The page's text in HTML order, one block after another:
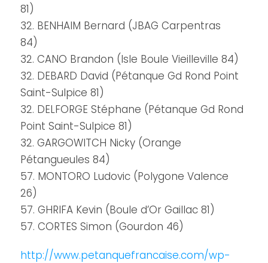
81)
32. BENHAIM Bernard (JBAG Carpentras
84)
32. CANO Brandon (Isle Boule Vieilleville 84)
32. DEBARD David (Pétanque Gd Rond Point
Saint-Sulpice 81)
32. DELFORGE Stéphane (Pétanque Gd Rond
Point Saint-Sulpice 81)
32. GARGOWITCH Nicky (Orange
Pétangueules 84)
57. MONTORO Ludovic (Polygone Valence
26)
57. GHRIFA Kevin (Boule d’Or Gaillac 81)
57. CORTES Simon (Gourdon 46)
http://www.petanquefrancaise.com/wp-